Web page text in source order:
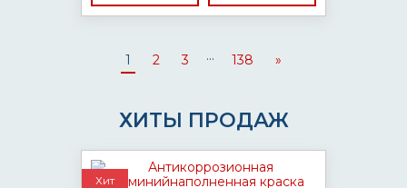
1 2 3 ... 138 »
ХИТЫ ПРОДАЖ
Хит